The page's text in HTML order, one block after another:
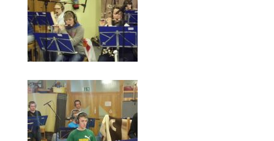
Videos
Audio
Bilder
Das Jahr 2015
Karneval 2015